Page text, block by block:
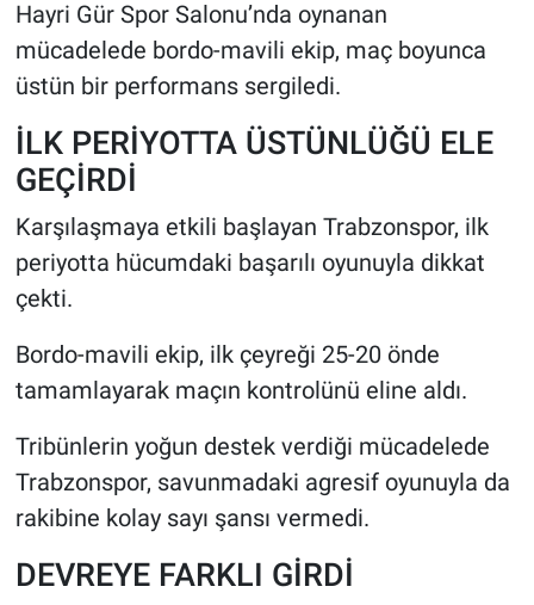
Hayri Gür Spor Salonu’nda oynanan
mücadelede bordo-mavili ekip, maç boyunca
üstün bir performans sergiledi.
İLK PERİYOTTA ÜSTÜNLÜĞÜ ELE
GEÇİRDİ
Karşılaşmaya etkili başlayan Trabzonspor, ilk
periyotta hücumdaki başarılı oyunuyla dikkat
çekti.
Bordo-mavili ekip, ilk çeyreği 25-20 önde
tamamlayarak maçın kontrolünü eline aldı.
Tribünlerin yoğun destek verdiği mücadelede
Trabzonspor, savunmadaki agresif oyunuyla da
rakibine kolay sayı şansı vermedi.
DEVREYE FARKLI GİRDİ
POLİTİKA
SPOR
MAGAZİN
Bilim, Teknoloji